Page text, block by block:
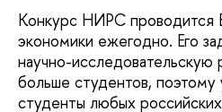
Конкурс НИРС проводится
экономики ежегодно. Его
научно-
больше студентов, поэтому
студенты любых